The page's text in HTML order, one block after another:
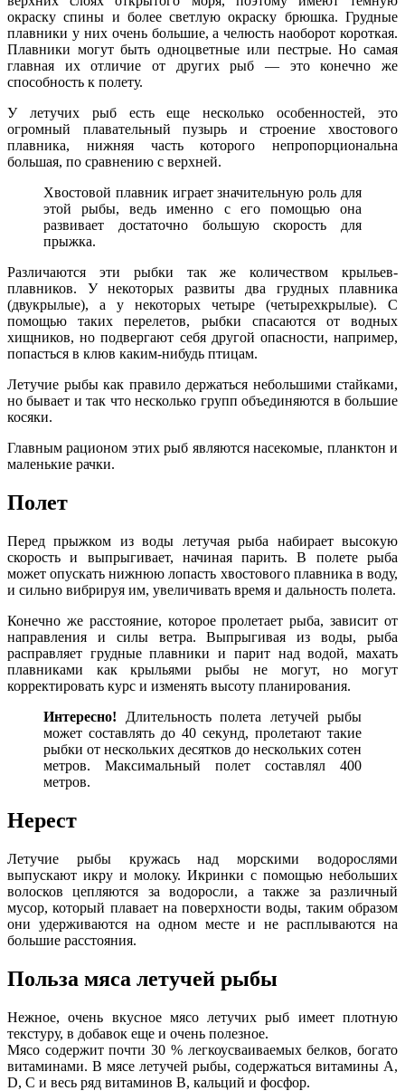
окраску спины и более светлую окраску брюшка. Грудные
плавники у них очень большие, а челюсть наоборот короткая.
Плавники могут быть одноцветные или пестрые. Но самая
главная их отличие от других рыб — это конечно же
способность к полету.
У летучих рыб есть еще несколько особенностей, это
огромный плавательный пузырь и строение хвостового
плавника, нижняя часть которого непропорциональна
большая, по сравнению с верхней.
Хвостовой плавник играет значительную роль для
этой рыбы, ведь именно с его помощью она
развивает достаточно большую скорость для
прыжка.
Различаются эти рыбки так же количеством крыльев-
плавников. У некоторых развиты два грудных плавника
(двукрылые), а у некоторых четыре (четырехкрылые). С
помощью таких перелетов, рыбки спасаются от водных
хищников, но подвергают себя другой опасности, например,
попасться в клюв каким-нибудь птицам.
Летучие рыбы как правило держаться небольшими стайками,
но бывает и так что несколько групп объединяются в большие
косяки.
Главным рационом этих рыб являются насекомые, планктон и
маленькие рачки.
Полет
Перед прыжком из воды летучая рыба набирает высокую
скорость и выпрыгивает, начиная парить. В полете рыба
может опускать нижнюю лопасть хвостового плавника в воду,
и сильно вибрируя им, увеличивать время и дальность полета.
Конечно же расстояние, которое пролетает рыба, зависит от
направления и силы ветра. Выпрыгивая из воды, рыба
расправляет грудные плавники и парит над водой, махать
плавниками как крыльями рыбы не могут, но могут
корректировать курс и изменять высоту планирования.
Интересно! Длительность полета летучей рыбы
может составлять до 40 секунд, пролетают такие
рыбки от нескольких десятков до нескольких сотен
метров. Максимальный полет составлял 400
метров.
Нерест
Летучие рыбы кружась над морскими водорослями
выпускают икру и молоку. Икринки с помощью небольших
волосков цепляются за водоросли, а также за различный
мусор, который плавает на поверхности воды, таким образом
они удерживаются на одном месте и не расплываются на
большие расстояния.
Польза мяса летучей рыбы
Нежное, очень вкусное мясо летучих рыб имеет плотную
текстуру, в добавок еще и очень полезное.
Мясо содержит почти 30 % легкоусваиваемых белков, богато
витаминами. В мясе летучей рыбы, содержаться витамины A,
D, C и весь ряд витаминов B, кальций и фосфор.